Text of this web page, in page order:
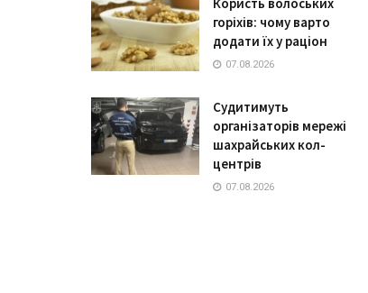
горіхів: чому варто
додати їх у раціон
07.08.2026
Судитимуть
організаторів мережі
шахрайських кол-
центрів
07.08.2026